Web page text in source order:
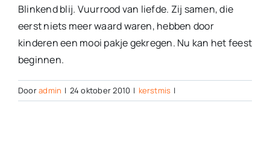
Blinkend blij. Vuurrood van liefde. Zij samen, die
eerst niets meer waard waren, hebben door
kinderen een mooi pakje gekregen. Nu kan het feest
beginnen.
Dooradmin | 24 oktober 2010 | kerstmis |